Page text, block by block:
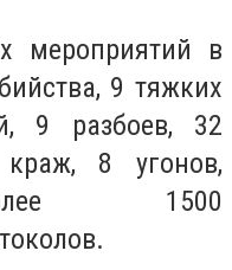
мероприятий в
9 тяжких
9 разбоев, 32
8 угонов,
1500